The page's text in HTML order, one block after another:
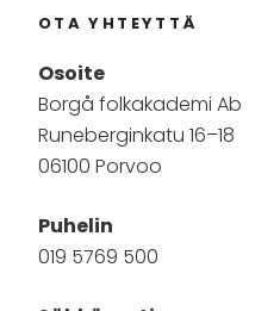
OTA YHTEYTTÄ
Osoite
Borgå folkakademi Ab
Runeberginkatu 16–18
06100 Porvoo
Puhelin
019 5769 500